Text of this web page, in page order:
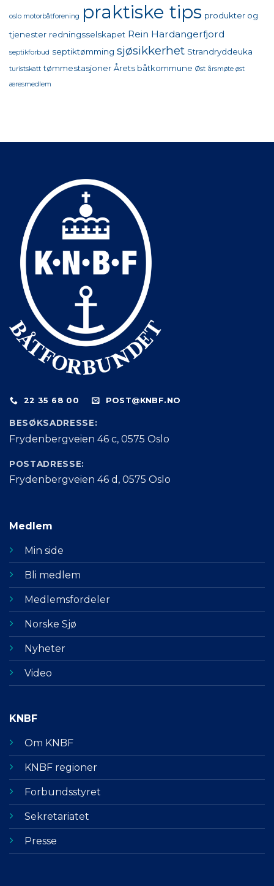
oslo motorbåtforening praktiske tips produkter og
tjenester redningsselskapet Rein Hardangerfjord
septikforbud septiktømming sjøsikkerhet Strandryddeuka
turistskatt tømmestasjoner Årets båtkommune Øst årsmøte øst
æresmedlem
22 35 68 00 POST@KNBF.NO
BESØKSADRESSE:
Frydenbergveien 46 c, 0575 Oslo
POSTADRESSE:
Frydenbergveien 46 d, 0575 Oslo
Medlem
Min side
Bli medlem
Medlemsfordeler
Norske Sjø
Nyheter
Video
KNBF
Om KNBF
KNBF regioner
Forbundsstyret
Sekretariatet
Presse